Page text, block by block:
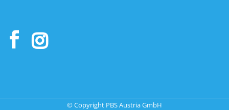
© Copyright PBS Austria GmbH